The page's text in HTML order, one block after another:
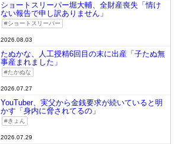
ショートスリーパー堀大輔、全財産喪失「情け
ない報告で申し訳ありません」
ショートスリーパー
2026.08.03
たぬかな、人工授精6回目の末に出産「子たぬ無
事産まれました」
たかぬな
2026.07.27
YouTuber、実父から金銭要求が続いていると明
かす「身内に脅されてるの」
きょん
2026.07.29